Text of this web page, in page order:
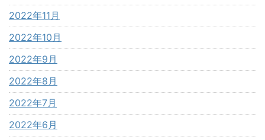
2022年11月
2022年10月
2022年9月
2022年8月
2022年7月
2022年6月